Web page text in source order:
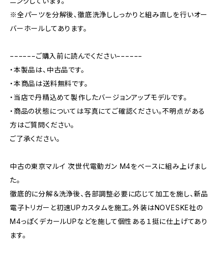
※全パーツを分解後、徹底洗浄ししっかりと組み直しを行いオー
バーホールしてあります。
−−−−−−ご購入前に読んでください−−−−−−
・本製品は、中古品です。
・本商品は送料無料です。
・当店で丹精込めて製作したバージョンアップモデルです。
・商品の状態については写真にてご確認ください。不明点がある
方はご質問ください。
ご了承ください。
中古の東京マルイ 次世代電動ガン M4をベースに組み上げまし
た。
徹底的に分解＆洗浄後、各部調整必要に応じて加工を施し、新品
電子トリガーと初速UPカスタムを施工。外装はNOVESKE社の
M4っぽくデカールUPなどを施して個性ある１挺に仕上げてあり
ます。